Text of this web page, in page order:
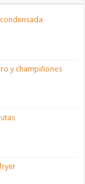
y champiñones